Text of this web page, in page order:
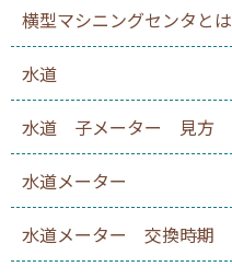
横型マシニングセンタとは
水道
水道 子メーター 見方
水道メーター
水道メーター 交換時期